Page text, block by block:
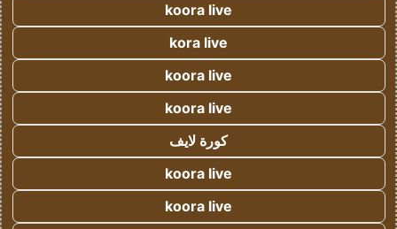
koora live
kora live
koora live
koora live
كورة لايف
koora live
koora live